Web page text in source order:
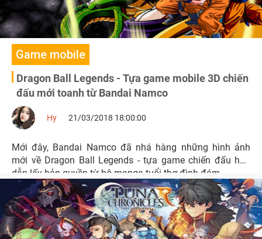
Game mobile
Dragon Ball Legends - Tựa game mobile 3D chiến
đấu mới toanh từ Bandai Namco
Hy 21/03/2018 18:00:00
Mới đây, Bandai Namco đã nhá hàng những hình ảnh
mới về Dragon Ball Legends - tựa game chiến đấu hấp
dẫn lấy bản quyền từ bộ manga tuổi thơ đình đám.